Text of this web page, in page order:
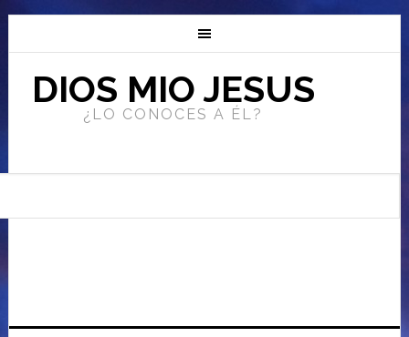
DIOS MIO JESUS
¿LO CONOCES A ÉL?